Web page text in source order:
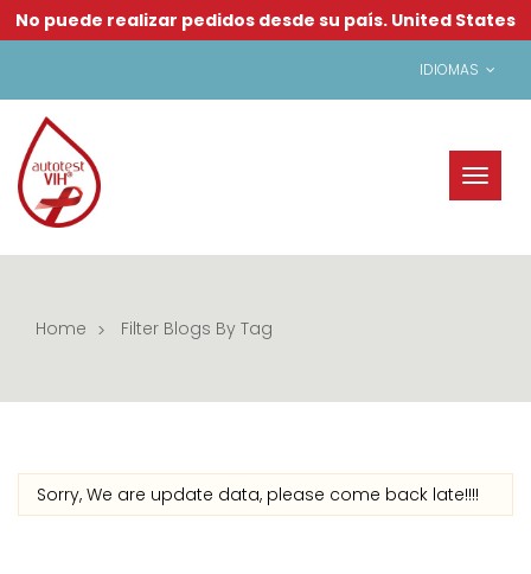
No puede realizar pedidos desde su país. United States
IDIOMAS
Toggle
Home Filter Blogs By Tag
Sorry, We are update data, please come back late!!!!